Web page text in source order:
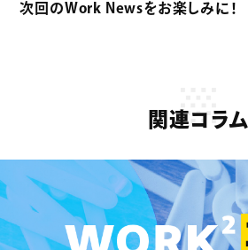
次回のWork Newsをお楽しみに！
関連コラム